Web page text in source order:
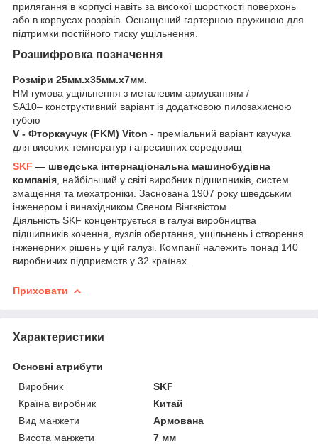
прилягання в корпусі навіть за високої шорсткості поверхонь
або в корпусах розрізів. Оснащений гартерною пружиною для
підтримки постійного тиску ущільнення.
Розшифровка позначення
Розміри 25мм.х35мм.х7мм.
HM гумова ущільнення з металевим армуванням /
SA10– конструктивний варіант із додатковою пилозахисною
губою
V - Фторкаучук (FKM) Viton - преміальний варіант каучука
для високих температур і агресивних середовищ
SKF — шведська інтернаціональна машинобудівна
компанія , найбільший у світі виробник підшипників, систем
змащення та мехатроніки. Заснована 1907 року шведським
інженером і винахідником Свеном Вінгквістом.
Діяльність SKF концентрується в галузі виробництва
підшипників кочення, вузлів обертання, ущільнень і створення
інженерних рішень у цій галузі. Компанії належить понад 140
виробничих підприємств у 32 країнах.
Приховати
Характеристики
Основні атрибути
Виробник
SKF
Країна виробник
Китай
Вид манжети
Армована
Висота манжети
7 мм